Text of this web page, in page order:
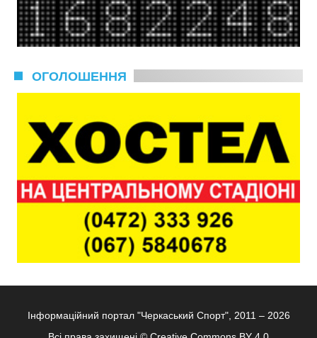
ОГОЛОШЕННЯ
Інформаційний портал "Черкаський Спорт", 2011 – 2026